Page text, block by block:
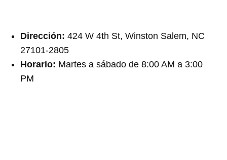
Dirección: 424 W 4th St, Winston Salem, NC
27101-2805
Horario: Martes a sábado de 8:00 AM a 3:00
PM